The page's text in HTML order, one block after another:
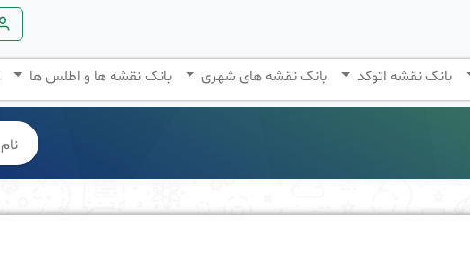
بانک نقشه اتوکد بانک نقشه های شهری بانک نقشه ها و اطلس ها